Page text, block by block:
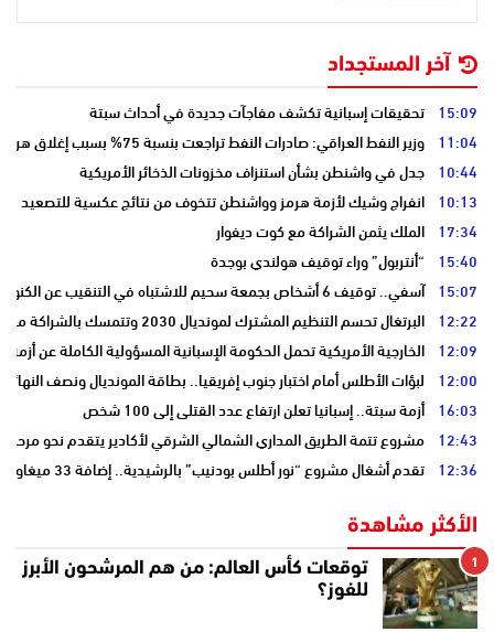
آخر المستجداد
15:09 تحقيقات إسبانية تكشف مفاجآت جديدة في أحداث سبتة
11:04 وزير النفط العراقي: صادرات النفط تراجعت بنسبة 75% بسبب إغلاق هرمز
10:44 جدل في واشنطن بشأن استنزاف مخزونات الذخائر الأمريكية
10:13 انفراج وشيك لأزمة هرمز وواشنطن تتخوف من نتائج عكسية للتصعيد
17:34 الملك يثمن الشراكة مع كوت ديفوار
15:40 “أنتربول” وراء توقيف هولندي بوجدة
15:07 آسفي.. توقيف 6 أشخاص بجمعة سحيم للاشتباه في التنقيب عن الكنوز .
12:22 البرتغال تحسم التنظيم المشترك لمونديال 2030 وتتمسك بالشراكة مع المغرب وإسبانيا
12:09 الخارجية الأمريكية تحمل الحكومة الإسبانية المسؤولية الكاملة عن أزمة
12:00 لبؤات الأطلس أمام اختبار جنوب إفريقيا.. بطاقة المونديال ونصف
16:03 أزمة سبتة.. إسبانيا تعلن ارتفاع عدد القتلى إلى 100 شخص
12:43 مشروع تتمة الطريق المداري الشمالي الشرقي لأكادير يتقدم نحو مرحلة
12:36 تقدم أشغال مشروع “نور أطلس بودنيب” بالرشيدية.. إضافة 33 ميغاوات إلى الشبكة الوطنية
الأكثر مشاهدة
1
توقعات كأس العالم: من هم المرشحون الأبرز
للفوز؟